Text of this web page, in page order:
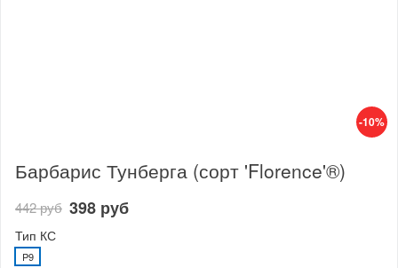
-10%
Барбарис Тунберга (сорт 'Florence'®)
442 руб 398 руб
Тип КС
P9